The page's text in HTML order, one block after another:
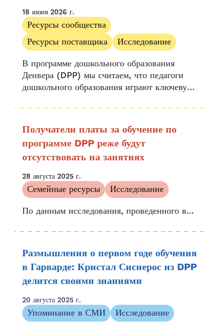
18 июня 2026 г.
Ресурсы сообщества
Ресурсы поставщика
Исследование
В программе дошкольного образования
Денвера (DPP) мы считаем, что педагоги
дошкольного образования играют ключевую
ребенка. Мы стремимся поддерживать
формируют...
Получатели платы за обучение по
программе DPP реже будут
отсутствовать на занятиях
28 августа 2025 г.
Семейные ресурсы
Исследование
По данным исследования, проведенного в...
Размышления о первом годе обучения
в Гарварде: Кристал Сиснерос из DPP
делится своими знаниями
20 августа 2025 г.
Упоминание в СМИ Исследование